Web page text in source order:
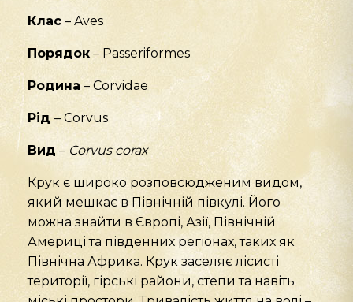
Клас – Aves
Порядок – Passeriformes
Родина– Corvidae
Рід – Corvus
Вид – Corvus corax
Крук є широко розповсюдженим видом,
який мешкає в Північній півкулі. Його
можна знайти в Європі, Азії, Північній
Америці та південних регіонах, таких як
Північна Африка. Крук заселяє лісисті
території, гірські райони, степи та навіть